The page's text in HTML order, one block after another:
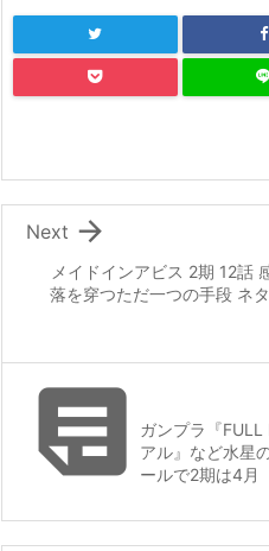
メイドインアビス 2期 12話
落を穿つただ一つの手段 ネ

Next
ガンプラ『FULL
アル』など水星
ールで2期は4月